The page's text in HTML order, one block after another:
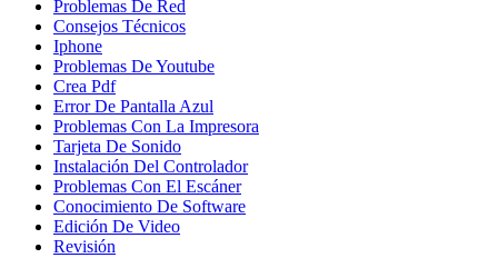
Problemas De Red
Consejos Técnicos
Iphone
Problemas De Youtube
Crea Pdf
Error De Pantalla Azul
Problemas Con La Impresora
Tarjeta De Sonido
Instalación Del Controlador
Problemas Con El Escáner
Conocimiento De Software
Edición De Video
Revisión